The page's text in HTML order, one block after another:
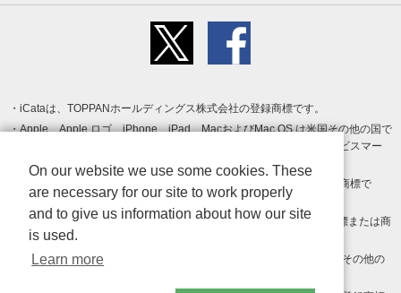
iCataは、TOPPANホールディングス株式会社の登録商標です。
Apple、Apple ロゴ、iPhone、iPad、MacおよびMac OS は米国その他の国で
登録された Apple Inc. の商標です。App Store は Apple Inc. のサービスマー
クです。
Android、Google Play および Google Play ロゴ は Google LLC の商標で
す。
Windows は Microsoft Inc.の米国およびその他の国における登録商標または商
標です。
Adobe、Adobe Reader、Adobe PDF は、Adobe Inc.の米国およびその他の
On our website we use some cookies. These
are necessary for our site to work properly
and to give us information about how our site
is used.
Learn more